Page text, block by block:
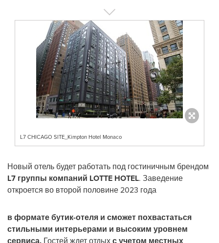
L7 CHICAGO SITE_Kimpton Hotel Monaco
Новый отель будет работать под гостиничным брендом
L7 группы компаний LOTTE HOTEL. Заведение
откроется во второй половине 2023 года
в формате бутик-отеля и сможет похвастаться
стильными интерьерами и высоким уровнем
сервиса. Гостей ждет отдыхс учетом местных